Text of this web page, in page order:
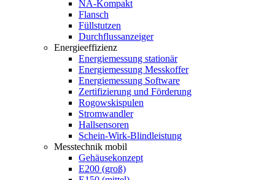
NA-Kompakt
Flansch
Füllstutzen
Durchflussanzeiger
Energieeffizienz
Energiemessung stationär
Energiemessung Messkoffer
Energiemessung Software
Zertifizierung und Förderung
Rogowskispulen
Stromwandler
Hallsensoren
Schein-Wirk-Blindleistung
Messtechnik mobil
Gehäusekonzept
E200 (groß)